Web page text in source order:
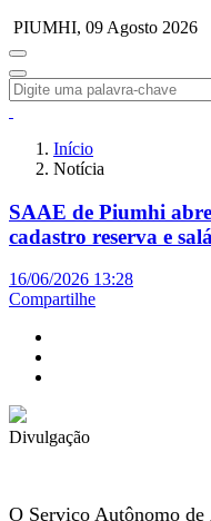
PIUMHI, 09 Agosto 2026
Início
Notícia
SAAE de Piumhi
cadastro reserva e
16/06/2026 13:28
Compartilhe
Divulgação
O Serviço Autônomo